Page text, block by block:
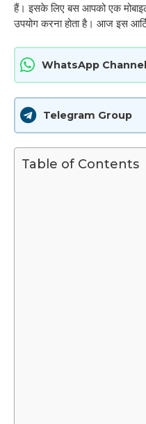
हैं। इसके लिए बस आपको एक मोबाइल
उपयोग करना होता है। आज इस
WhatsApp Channel
Telegram Group
Table of Contents